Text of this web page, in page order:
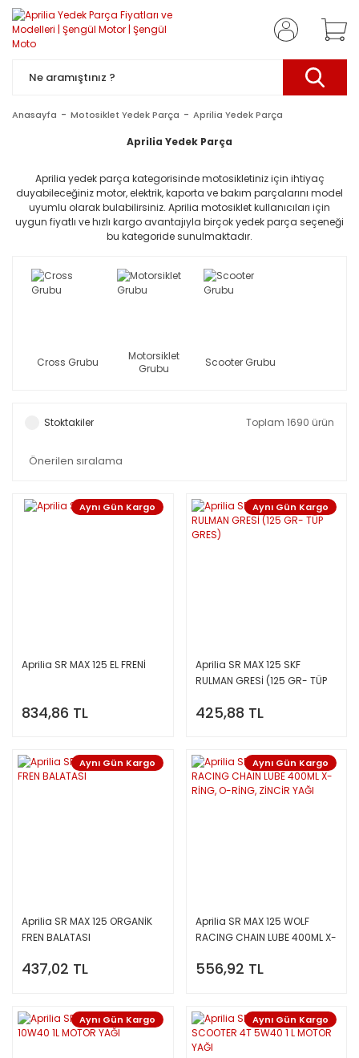
Anasayfa Motosiklet Yedek Parça Aprilia Yedek Parça
Aprilia Yedek Parça
Aprilia yedek parça kategorisinde motosikletiniz için ihtiyaç
duyabileceğiniz motor, elektrik, kaporta ve bakım parçalarını model
uyumlu olarak bulabilirsiniz. Aprilia motosiklet kullanıcıları için
uygun fiyatlı ve hızlı kargo avantajıyla birçok yedek parça seçeneği
bu kategoride sunulmaktadır.
Cross Grubu
Motorsiklet
Grubu
Scooter Grubu
Stoktakiler Toplam 1690 ürün
Aynı Gün Kargo
Aprilia SR MAX 125 EL FRENİ
834,86 TL
Aynı Gün Kargo
Aprilia SR MAX 125 SKF
RULMAN GRESİ (125 GR- TÜP
425,88 TL
Aynı Gün Kargo
Aprilia SR MAX 125 ORGANİK
FREN BALATASI
437,02 TL
Aynı Gün Kargo
Aprilia SR MAX 125 WOLF
RACING CHAIN LUBE 400ML X-
556,92 TL
Aynı Gün Kargo Aynı Gün Kargo